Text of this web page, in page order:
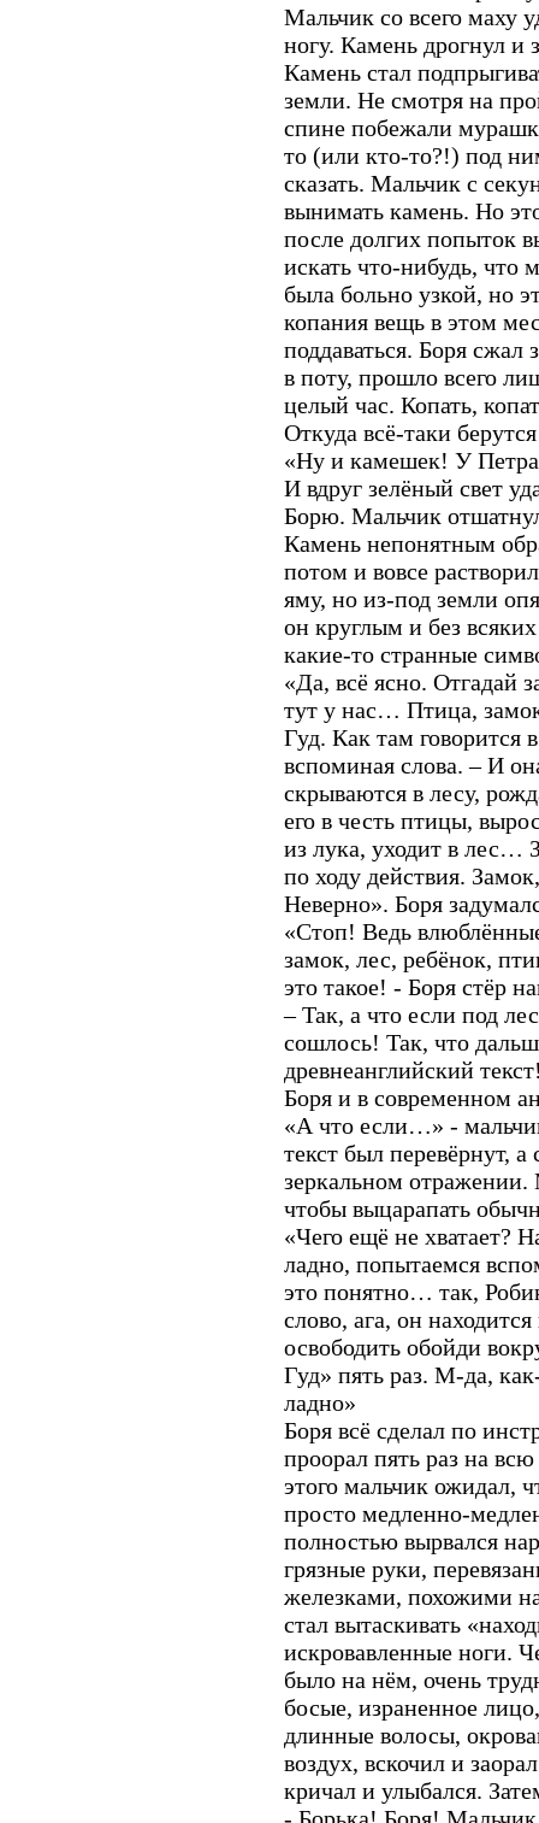
Мальчик со всего маху
ногу. Камень дрогнул и
Камень стал
земли. Не смотря на
спине побежали
то (или кто-то?!) под
сказать. Мальчик с
вынимать камень. Но
после долгих попыток
искать что-нибудь, что
была больно узкой, но
копания вещь в этом
поддаваться. Боря сжал
в поту, прошло всего
целый час. Копать,
Откуда всё-таки
«Ну и камешек! У Петра
И вдруг зелёный свет
Борю. Мальчик
Камень непонятным
потом и вовсе
яму, но из-под земли
он круглым и без
какие-то странные
«Да, всё ясно. Отгадай
тут у нас… Птица,
Гуд. Как там говорится
вспоминая слова. – И
скрываются в лесу,
его в честь птицы,
из лука, уходит в лес…
по ходу действия.
Неверно». Боря
«Стоп! Ведь
замок, лес, ребёнок,
это такое! - Боря стёр
– Так, а что если под
сошлось! Так, что
древнеанглийский
Боря и в современном
«А что если…» -
текст был перевёрнут,
зеркальном отражении.
чтобы выцарапать
«Чего ещё не хватает?
ладно, попытаемся
это понятно… так,
слово, ага, он
освободить обойди
Гуд» пять раз. М-да,
ладно»
Боря всё сделал по
проорал пять раз на
этого мальчик ожидал,
просто медленно-
полностью вырвался
грязные руки,
железками, похожими
стал вытаскивать
искровавленные ноги.
было на нём, очень
босые, израненное
длинные волосы,
воздух, вскочил и
кричал и улыбался.